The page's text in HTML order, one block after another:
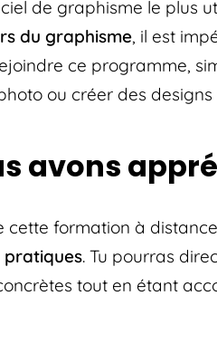
de graphisme le plus
du graphisme, il est
ce programme,
ou créer des designs
avons
formation à
pratiques. Tu pourras
tout en étant